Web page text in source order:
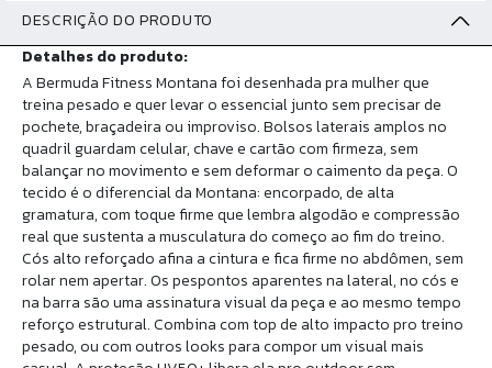
DESCRIÇÃO DO PRODUTO
Detalhes do produto:
A Bermuda Fitness Montana foi desenhada pra mulher que
treina pesado e quer levar o essencial junto sem precisar de
pochete, braçadeira ou improviso. Bolsos laterais amplos no
quadril guardam celular, chave e cartão com firmeza, sem
balançar no movimento e sem deformar o caimento da peça. O
tecido é o diferencial da Montana: encorpado, de alta
gramatura, com toque firme que lembra algodão e compressão
real que sustenta a musculatura do começo ao fim do treino.
Cós alto reforçado afina a cintura e fica firme no abdômen, sem
rolar nem apertar. Os pespontos aparentes na lateral, no cós e
na barra são uma assinatura visual da peça e ao mesmo tempo
reforço estrutural. Combina com top de alto impacto pro treino
pesado, ou com outros looks para compor um visual mais